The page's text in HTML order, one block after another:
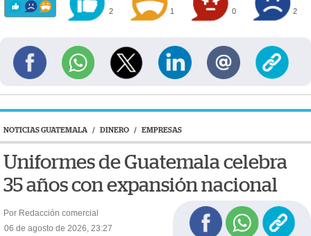
2 1 0 2
NOTICIAS GUATEMALA / DINERO / EMPRESAS
Uniformes de Guatemala celebra
35 años con expansión nacional
Por Redacción comercial
06 de agosto de 2026, 23:27